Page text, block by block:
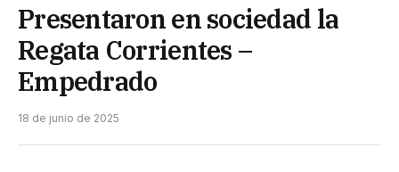
Presentaron en sociedad la
Regata Corrientes –
Empedrado
18 de junio de 2025